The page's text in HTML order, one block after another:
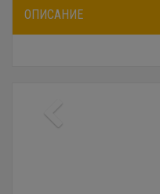
ОПИСАНИЕ